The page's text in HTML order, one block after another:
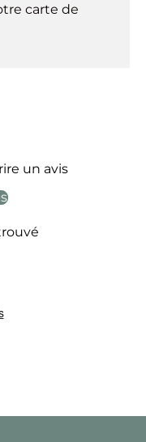
carte de
un avis